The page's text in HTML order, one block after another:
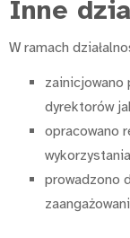
Inne
W ramach
zainicjowano
dyrektorów
opracowano
prowadzono